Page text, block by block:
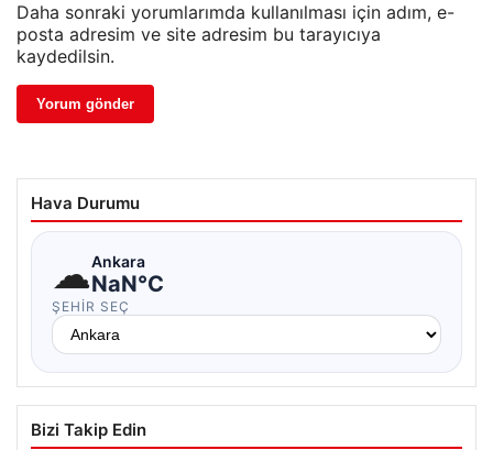
Daha sonraki yorumlarımda kullanılması için adım, e-
posta adresim ve site adresim bu tarayıcıya
kaydedilsin.
Hava Durumu
☁Ankara
NaN°C
ŞEHIR SEÇ
Bizi Takip Edin